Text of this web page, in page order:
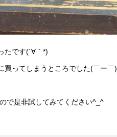
たです(´∀｀*)
買ってしまうところでした(￣ー￣)
で是非試してみてください^_^